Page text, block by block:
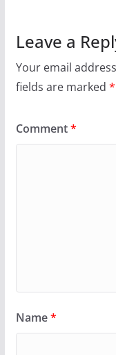
Leave a
Your email
fields are marked *
Comment*
Name*